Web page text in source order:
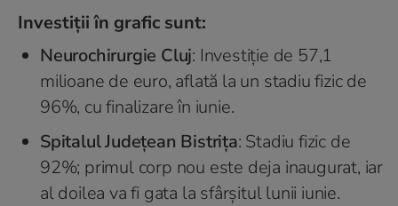
Investiții în grafic sunt:
Neurochirurgie Cluj: Investiție de 57,1
milioane de euro, aflată la un stadiu fizic de
96%, cu finalizare în iunie.
Spitalul Județean Bistrița: Stadiu fizic de
92%; primul corp nou este deja inaugurat, iar
al doilea va fi gata la sfârșitul lunii iunie.